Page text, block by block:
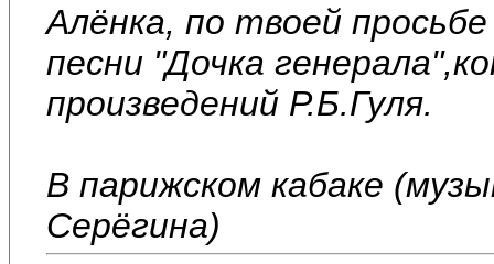
Алёнка, по твоей
песни "Дочка
произведений Р.Б.Гуля.
В парижском кабаке
Серёгина)